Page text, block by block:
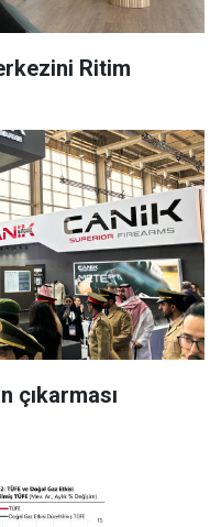
Ritim
çıkarması